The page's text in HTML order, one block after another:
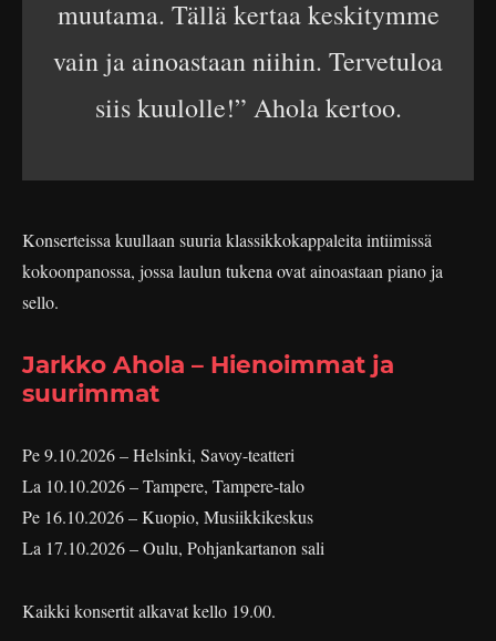
muutama. Tällä kertaa keskitymme
vain ja ainoastaan niihin. Tervetuloa
siis kuulolle!” Ahola kertoo.
Konserteissa kuullaan suuria klassikkokappaleita intiimissä
kokoonpanossa, jossa laulun tukena ovat ainoastaan piano ja
sello.
Jarkko Ahola – Hienoimmat ja
suurimmat
Pe 9.10.2026 – Helsinki, Savoy-teatteri
La 10.10.2026 – Tampere, Tampere-talo
Pe 16.10.2026 – Kuopio, Musiikkikeskus
La 17.10.2026 – Oulu, Pohjankartanon sali
Kaikki konsertit alkavat kello 19.00.